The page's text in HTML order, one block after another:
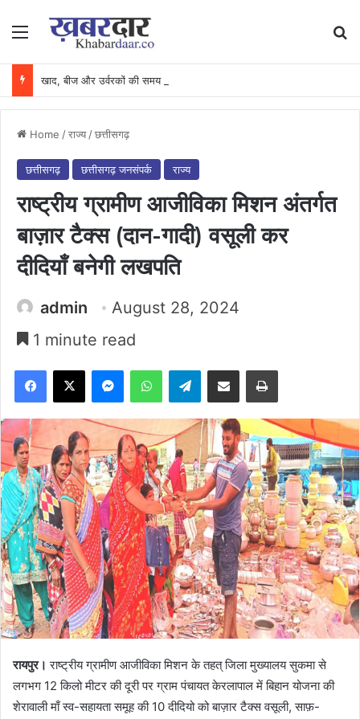
Menu
Home /राज्य /छत्तीसगढ़
छत्तीसगढ़ छत्तीसगढ़ जनसंपर्क राज्य
राष्ट्रीय ग्रामीण आजीविका मिशन अंतर्गत
बाज़ार टैक्स (दान-गादी) वसूली कर
दीदियाँ बनेगी लखपति
admin
August 28, 2024
1 minute read
Facebook
X MessengerWhatsAppTelegramShare via Email Print
रायपुर। राष्ट्रीय ग्रामीण आजीविका मिशन के तहत् जिला मुख्यालय सुकमा से
लगभग 12 किलो मीटर की दूरी पर ग्राम पंचायत केरलापाल में बिहान योजना की
शेरावाली माँ स्व-सहायता समूह की 10 दीदियो को बाज़ार टैक्स वसूली, साफ़-